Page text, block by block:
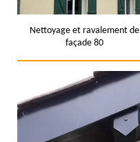
Nettoyage et ravalement de
façade 80